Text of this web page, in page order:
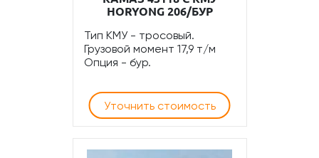
HORYONG 206/БУР
Тип КМУ - тросовый.
Грузовой момент 17,9 т/м
Опция - бур.
Уточнить стоимость